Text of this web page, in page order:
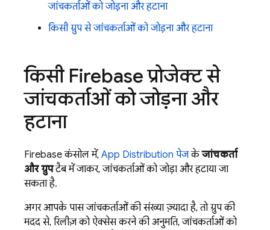
जांचकर्ताओं को जोड़ना और हटाना
किसी ग्रुप से जांचकर्ताओं को जोड़ना और हटाना
किसी Firebase प्रोजेक्ट से
जांचकर्ताओं को जोड़ना और
हटाना
Firebase कंसोल में, App Distribution पेजकेजांचकर्ता
और ग्रुपटैब में जाकर, जांचकर्ताओं को जोड़ा और हटाया जा
सकता है.
अगर आपके पास जांचकर्ताओं की संख्या ज़्यादा है, तो ग्रुप की
मदद से, रिलीज़ को ऐक्सेस करने की अनुमति, जांचकर्ताओं को